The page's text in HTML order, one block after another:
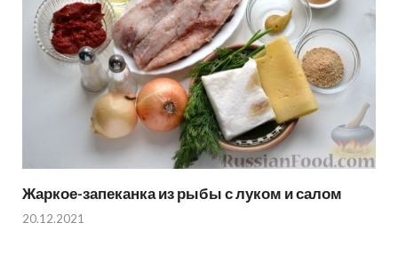
Жаркое-запеканка из рыбы с луком и салом
20.12.2021